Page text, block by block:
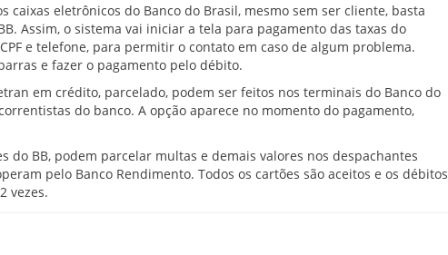
caixas eletrônicos do Banco do Brasil, mesmo sem ser cliente, basta
Assim, o sistema vai iniciar a tela para pagamento das taxas do
e telefone, para permitir o contato em caso de algum problema.
e fazer o pagamento pelo débito.
em crédito, parcelado, podem ser feitos nos terminais do Banco do
do banco. A opção aparece no momento do pagamento,
do BB, podem parcelar multas e demais valores nos despachantes
pelo Banco Rendimento. Todos os cartões são aceitos e os débitos
vezes.